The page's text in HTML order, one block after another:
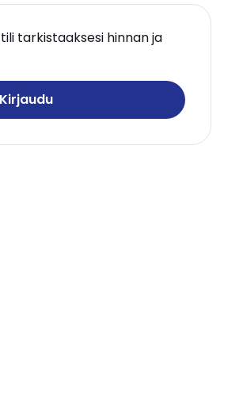
tarkistaaksesi hinnan ja
Kirjaudu